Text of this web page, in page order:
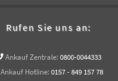
Rufen Sie uns an:
Ankauf Zentrale: 0800-0044333
Ankauf Hotline: 0157 - 849 157 78